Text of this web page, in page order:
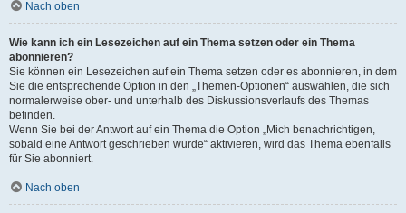
Nach oben
Wie kann ich ein Lesezeichen auf ein Thema setzen oder ein Thema
abonnieren?
Sie können ein Lesezeichen auf ein Thema setzen oder es abonnieren, in dem
Sie die entsprechende Option in den „Themen-Optionen“ auswählen, die sich
normalerweise ober- und unterhalb des Diskussionsverlaufs des Themas
befinden.
Wenn Sie bei der Antwort auf ein Thema die Option „Mich benachrichtigen,
sobald eine Antwort geschrieben wurde“ aktivieren, wird das Thema ebenfalls
für Sie abonniert.
Nach oben